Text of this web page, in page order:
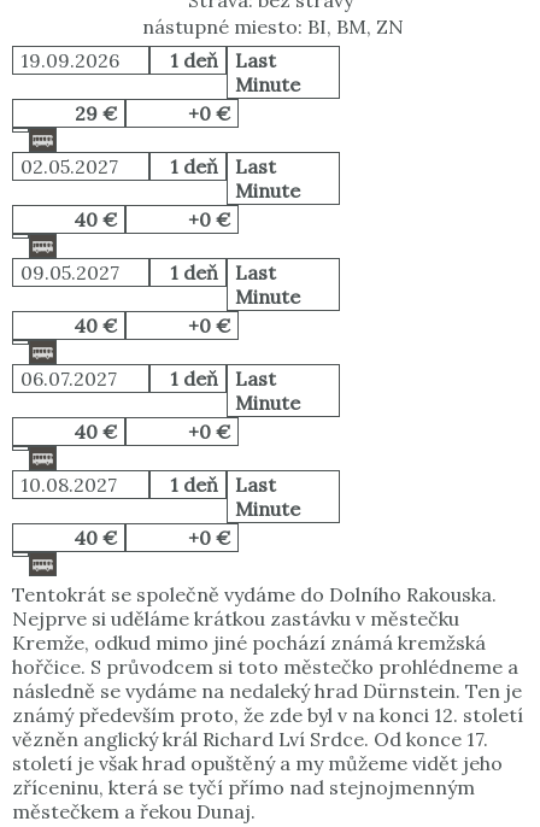
nástupné miesto: BI, BM, ZN
19.09.2026
1 deň
Last
Minute
29 €
+0 €
02.05.2027 1 deň
Last
Minute
40 €
+0 €
09.05.2027 1 deň
Last
Minute
40 €
+0 €
06.07.2027 1 deň
Last
Minute
40 €
+0 €
10.08.2027 1 deň
Last
Minute
40 €
+0 €
Tentokrát se společně vydáme do Dolního Rakouska.
Nejprve si uděláme krátkou zastávku v městečku
Kremže, odkud mimo jiné pochází známá kremžská
hořčice. S průvodcem si toto městečko prohlédneme a
následně se vydáme na nedaleký hrad Dürnstein. Ten je
známý především proto, že zde byl v na konci 12. století
vězněn anglický král Richard Lví Srdce. Od konce 17.
století je však hrad opuštěný a my můžeme vidět jeho
zříceninu, která se tyčí přímo nad stejnojmenným
městečkem a řekou Dunaj.